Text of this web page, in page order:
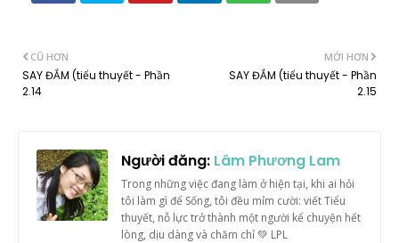
MỚI HƠN
SAY ĐẮM (tiểu thuyết - Phần
2.15
CŨ HƠN
SAY ĐẮM (tiểu thuyết - Phần
2.14
Người đăng: Lâm Phương Lam
Trong những việc đang làm ở hiện tại, khi ai hỏi
tôi làm gì để Sống, tôi đều mỉm cười: viết Tiểu
thuyết, nỗ lực trở thành một người kể chuyện hết
lòng, dịu dàng và chăm chỉ 💚 LPL